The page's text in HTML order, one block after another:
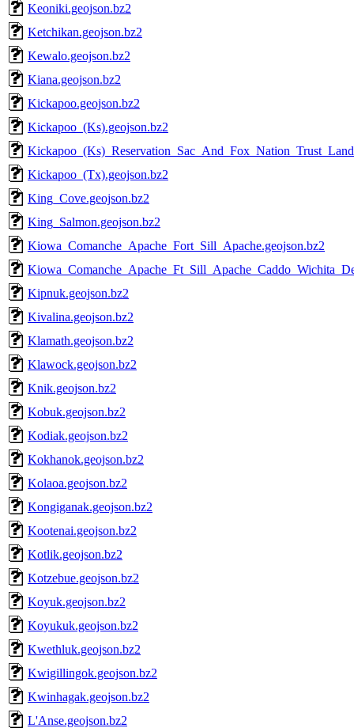
Keoniki.geojson.bz2
Ketchikan.geojson.bz2
Kewalo.geojson.bz2
Kiana.geojson.bz2
Kickapoo.geojson.bz2
Kickapoo_(Ks).geojson.bz2
Kickapoo_(Tx).geojson.bz2
King_Cove.geojson.bz2
King_Salmon.geojson.bz2
Kiowa_Comanche_Apache_Fort_Sill_Apache.geojson.bz2
Kipnuk.geojson.bz2
Kivalina.geojson.bz2
Klamath.geojson.bz2
Klawock.geojson.bz2
Knik.geojson.bz2
Kobuk.geojson.bz2
Kodiak.geojson.bz2
Kokhanok.geojson.bz2
Kolaoa.geojson.bz2
Kongiganak.geojson.bz2
Kootenai.geojson.bz2
Kotlik.geojson.bz2
Kotzebue.geojson.bz2
Koyuk.geojson.bz2
Koyukuk.geojson.bz2
Kwethluk.geojson.bz2
Kwigillingok.geojson.bz2
Kwinhagak.geojson.bz2
L'Anse.geojson.bz2